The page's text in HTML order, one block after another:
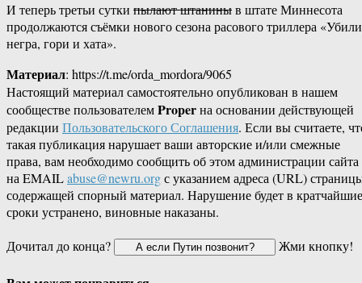
И теперь третьи сутки пылают штаниныв штате Миннесота
продолжаются съёмки нового сезона расового триллера «Убили
негра, гори и хата».
Материал: https://t.me/orda_mordora/9065
Настоящий материал самостоятельно опубликован в нашем
сообществе пользователемProperна основании действующей
редакции Пользовательского Соглашения. Если вы считаете,
такая публикация нарушает ваши авторские и/или смежные
права, вам необходимо сообщить об этом администрации сайта
на EMAILabuse@newru.orgс указанием адреса (URL)
содержащей спорный материал. Нарушение будет в кратчайшие
сроки устранено, виновные наказаны.
Дочитал до конца?
Жми кнопку!